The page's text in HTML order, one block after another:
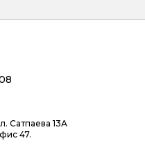
Сатпаева 13А
47.